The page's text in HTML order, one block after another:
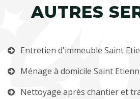
AUTRES
Entretien d'immeuble Saint
Ménage à domicile Saint
Nettoyage après chantier et